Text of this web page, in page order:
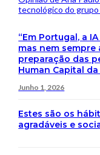
tecnológico do
“Em Portugal, a
mas nem
preparação das
Human Capital
Junho 1, 2026
Estes são os
agradáveis e